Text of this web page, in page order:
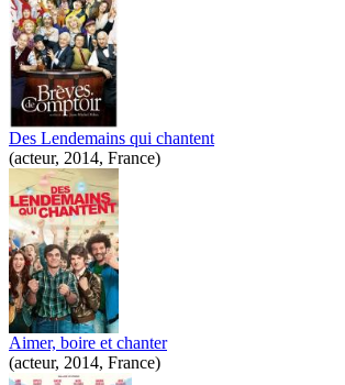
Des Lendemains qui chantent
(acteur, 2014, France)
Aimer, boire et chanter
(acteur, 2014, France)